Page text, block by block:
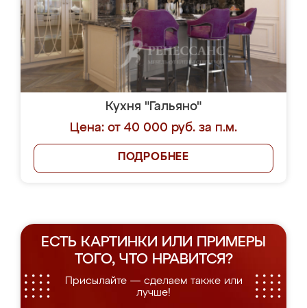
Кухня "Гальяно"
Цена: от 40 000 руб. за п.м.
ПОДРОБНЕЕ
ЕСТЬ КАРТИНКИ ИЛИ ПРИМЕРЫ
ТОГО, ЧТО НРАВИТСЯ?
Присылайте — сделаем также или
лучше!